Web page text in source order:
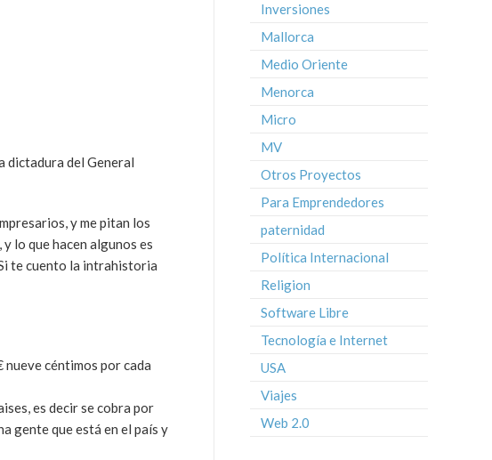
dictadura del General
y me pitan los
lo que hacen algunos es
te cuento la intrahistoria
nueve céntimos por cada
es decir se cobra por
gente que está en el país y
Inversiones
Mallorca
Medio Oriente
Menorca
Micro
MV
Otros Proyectos
Para Emprendedores
paternidad
Política Internacional
Religion
Software Libre
Tecnología e Internet
USA
Viajes
Web 2.0